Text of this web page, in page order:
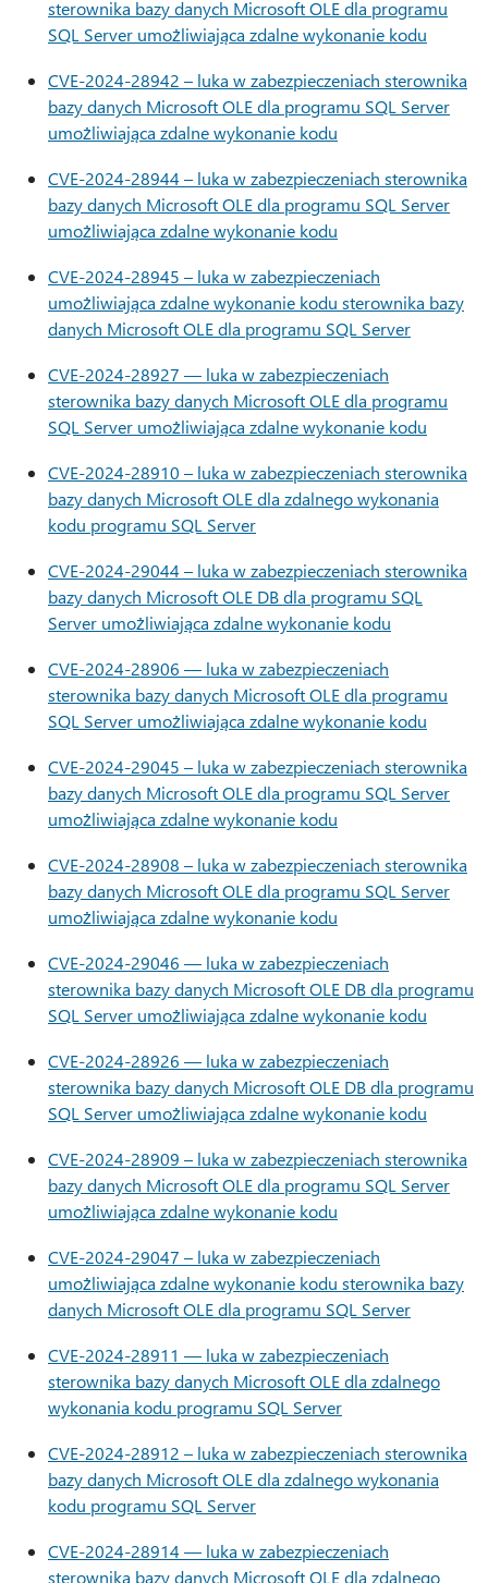
sterownika bazy danych Microsoft OLE dla programu
SQL Server umożliwiająca zdalne wykonanie kodu
CVE-2024-28942 – luka w zabezpieczeniach sterownika
bazy danych Microsoft OLE dla programu SQL Server
umożliwiająca zdalne wykonanie kodu
CVE-2024-28944 – luka w zabezpieczeniach sterownika
bazy danych Microsoft OLE dla programu SQL Server
umożliwiająca zdalne wykonanie kodu
CVE-2024-28945 – luka w zabezpieczeniach
umożliwiająca zdalne wykonanie kodu sterownika bazy
danych Microsoft OLE dla programu SQL Server
CVE-2024-28927 — luka w zabezpieczeniach
sterownika bazy danych Microsoft OLE dla programu
SQL Server umożliwiająca zdalne wykonanie kodu
CVE-2024-28910 – luka w zabezpieczeniach sterownika
bazy danych Microsoft OLE dla zdalnego wykonania
kodu programu SQL Server
CVE-2024-29044 – luka w zabezpieczeniach sterownika
bazy danych Microsoft OLE DB dla programu SQL
Server umożliwiająca zdalne wykonanie kodu
CVE-2024-28906 — luka w zabezpieczeniach
sterownika bazy danych Microsoft OLE dla programu
SQL Server umożliwiająca zdalne wykonanie kodu
CVE-2024-29045 – luka w zabezpieczeniach sterownika
bazy danych Microsoft OLE dla programu SQL Server
umożliwiająca zdalne wykonanie kodu
CVE-2024-28908 – luka w zabezpieczeniach sterownika
bazy danych Microsoft OLE dla programu SQL Server
umożliwiająca zdalne wykonanie kodu
CVE-2024-29046 — luka w zabezpieczeniach
sterownika bazy danych Microsoft OLE DB dla programu
SQL Server umożliwiająca zdalne wykonanie kodu
CVE-2024-28926 — luka w zabezpieczeniach
sterownika bazy danych Microsoft OLE DB dla programu
SQL Server umożliwiająca zdalne wykonanie kodu
CVE-2024-28909 – luka w zabezpieczeniach sterownika
bazy danych Microsoft OLE dla programu SQL Server
umożliwiająca zdalne wykonanie kodu
CVE-2024-29047 – luka w zabezpieczeniach
umożliwiająca zdalne wykonanie kodu sterownika bazy
danych Microsoft OLE dla programu SQL Server
CVE-2024-28911 — luka w zabezpieczeniach
sterownika bazy danych Microsoft OLE dla zdalnego
wykonania kodu programu SQL Server
CVE-2024-28912 – luka w zabezpieczeniach sterownika
bazy danych Microsoft OLE dla zdalnego wykonania
kodu programu SQL Server
CVE-2024-28914 — luka w zabezpieczeniach
sterownika bazy danych Microsoft OLE dla zdalnego